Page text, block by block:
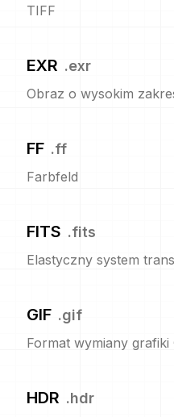
TIFF
EXR .exr
Obraz o wysokim
FF .ff
Farbfeld
FITS .fits
Elastyczny system
GIF .gif
Format wymiany grafiki
HDR .hdr